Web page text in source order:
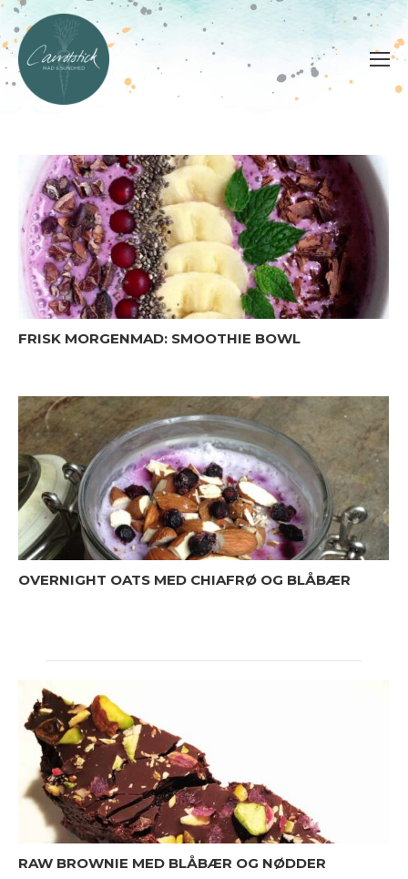
FRISK MORGENMAD: SMOOTHIE BOWL
OVERNIGHT OATS MED CHIAFRØ OG BLÅBÆR
RAW BROWNIE MED BLÅBÆR OG NØDDER